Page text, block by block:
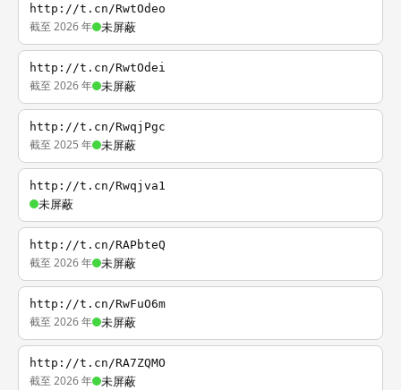
http://t.cn/RwtOdeo
截至 2026 年 未屏蔽
http://t.cn/RwtOdei
截至 2026 年 未屏蔽
http://t.cn/RwqjPgc
截至 2025 年 未屏蔽
http://t.cn/Rwqjva1
未屏蔽
http://t.cn/RAPbteQ
截至 2026 年 未屏蔽
http://t.cn/RwFuO6m
截至 2026 年 未屏蔽
http://t.cn/RA7ZQMO
截至 2026 年 未屏蔽